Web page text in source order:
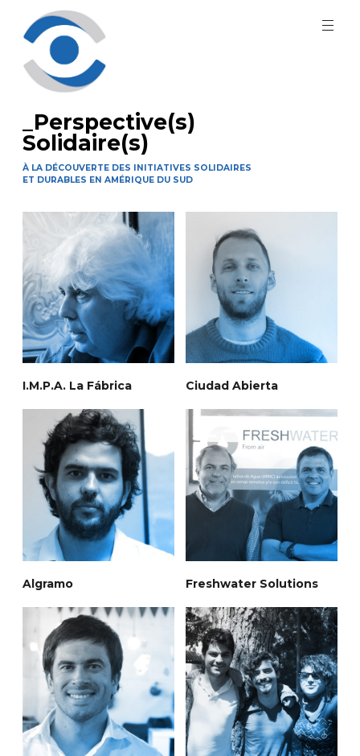
au
contenu
principal
_Perspective(s)
Solidaire(s)
À LA DÉCOUVERTE DES INITIATIVES SOLIDAIRES
ET DURABLES EN AMÉRIQUE DU SUD
I.M.P.A. La Fábrica Ciudad Abierta
Algramo Freshwater Solutions